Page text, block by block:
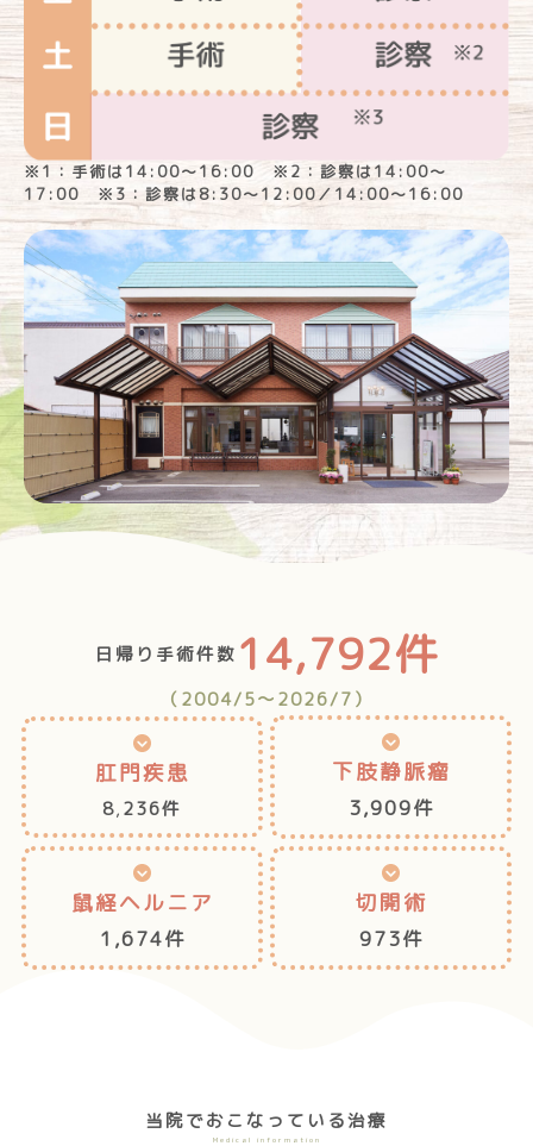
※1：手術は14:00～16:00 ※2：診察は14:00～
17:00 ※3：診察は8:30～12:00／14:00～16:00
日帰り手術件数 14,792件
（2004/5〜2026/7）
肛門疾患
8,236件
下肢静脈瘤
3,909件
鼠経ヘルニア
1,674件
切開術
973件
当院でおこなっている治療
Medical information